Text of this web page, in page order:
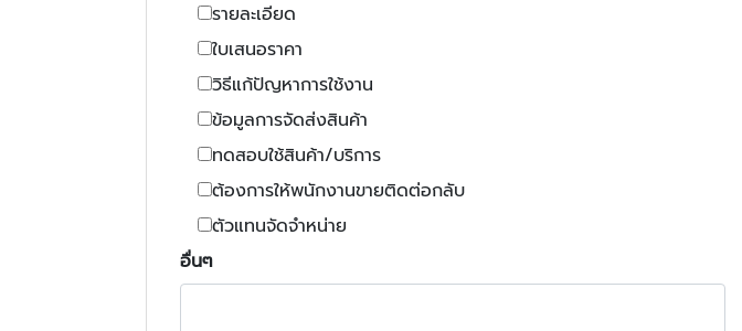
รายละเอียด
ใบเสนอราคา
วิธีแก้ปัญหาการใช้งาน
ข้อมูลการจัดส่งสินค้า
ทดสอบใช้สินค้า/บริการ
ต้องการให้พนักงานขายติดต่อกลับ
ตัวแทนจัดจำหน่าย
อื่นๆ